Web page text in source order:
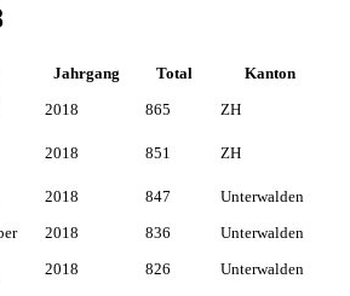
Jahrgang Total Kanton
2018 865 ZH
2018 851 ZH
2018 847 Unterwalden
2018 836 Unterwalden
2018 826 Unterwalden